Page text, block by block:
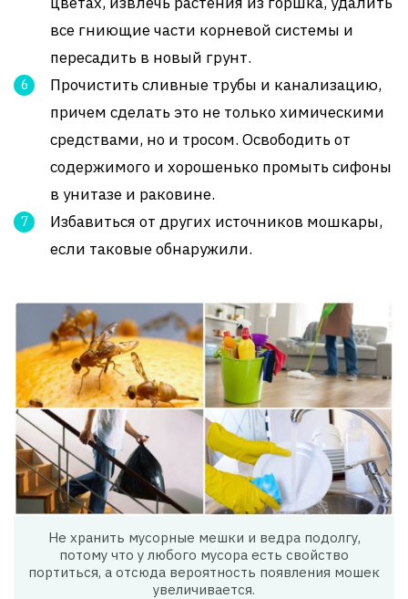
все гниющие части корневой системы и
пересадить в новый грунт.
Прочистить сливные трубы и канализацию,
причем сделать это не только химическими
средствами, но и тросом. Освободить от
содержимого и хорошенько промыть сифоны
в унитазе и раковине.
Избавиться от других источников мошкары,
если таковые обнаружили.
Не хранить мусорные мешки и ведра подолгу,
потому что у любого мусора есть свойство
портиться, а отсюда вероятность появления мошек
увеличивается.